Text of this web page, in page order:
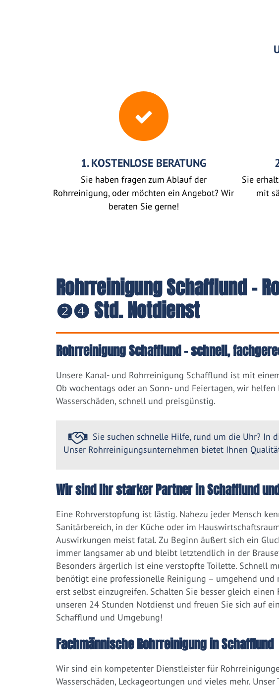
1. KOSTENLOSE BERATUNG
Sie haben fragen zum Ablauf der
Rohrreinigung, oder möchten ein Angebot? Wir
beraten Sie gerne!
Sie
mit
Rohrreinigung Schafflund -
❷❹ Std. Notdienst
Rohrreinigung Schafflund – schnell,
Unsere Kanal- und Rohrreinigung Schafflund ist mit
Ob wochentags oder an Sonn- und Feiertagen, wir
Wasserschäden, schnell und preisgünstig.
Sie suchen schnelle Hilfe, rund um die Uhr? In
Unser Rohrreinigungsunternehmen bietet Ihnen
Wir sind Ihr starker Partner in Schafflund
Eine Rohrverstopfung ist lästig. Nahezu jeder Mensch
Sanitärbereich, in der Küche oder im
Auswirkungen meist fatal. Zu Beginn äußert sich ein
immer langsamer ab und bleibt letztendlich in der
Besonders ärgerlich ist eine verstopfte Toilette. Schnell
benötigt eine professionelle Reinigung – umgehend und
erst selbst einzugreifen. Schalten Sie besser gleich einen
unseren 24 Stunden Notdienst und freuen Sie sich auf
Schafflund und Umgebung!
Fachmännische Rohrreinigung in Schafflund
Wir sind ein kompetenter Dienstleister für
Wasserschäden, Leckageortungen und vieles mehr.